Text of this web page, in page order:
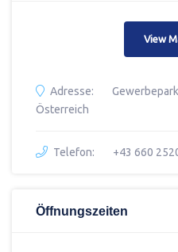
View
Adresse:
Österreich
Telefon: +43 660
Öffnungszeiten